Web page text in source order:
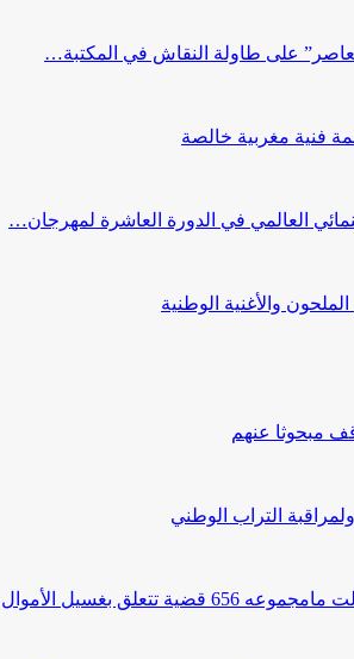
على طاولة النقاش في المكتبة…
فنية مغربية خالصة
العالمي في الدورة العاشرة لمهرجان…
والأغنية الوطنية
مبحوثا عنهم
التراب الوطني